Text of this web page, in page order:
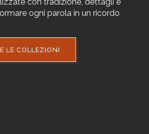
ogni parola in un ricordo
LE COLLEZIONI